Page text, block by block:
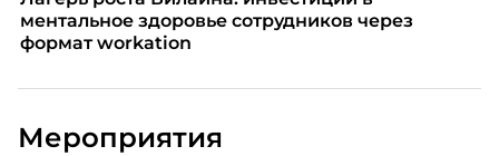
ментальное здоровье сотрудников через
формат workation
Мероприятия